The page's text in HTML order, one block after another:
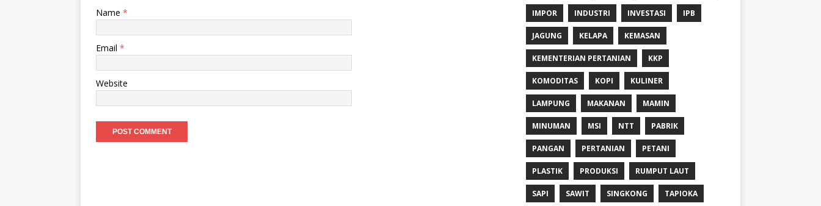
Name *
Email *
Website
IMPOR INDUSTRI INVESTASI IPB
JAGUNG KELAPA KEMASAN
KEMENTERIAN PERTANIAN KKP
KOMODITAS KOPI KULINER
LAMPUNG MAKANAN MAMIN
MINUMAN MSI NTT PABRIK
PANGAN PERTANIAN PETANI
PLASTIK PRODUKSI RUMPUT LAUT
SAPI SAWIT SINGKONG TAPIOKA